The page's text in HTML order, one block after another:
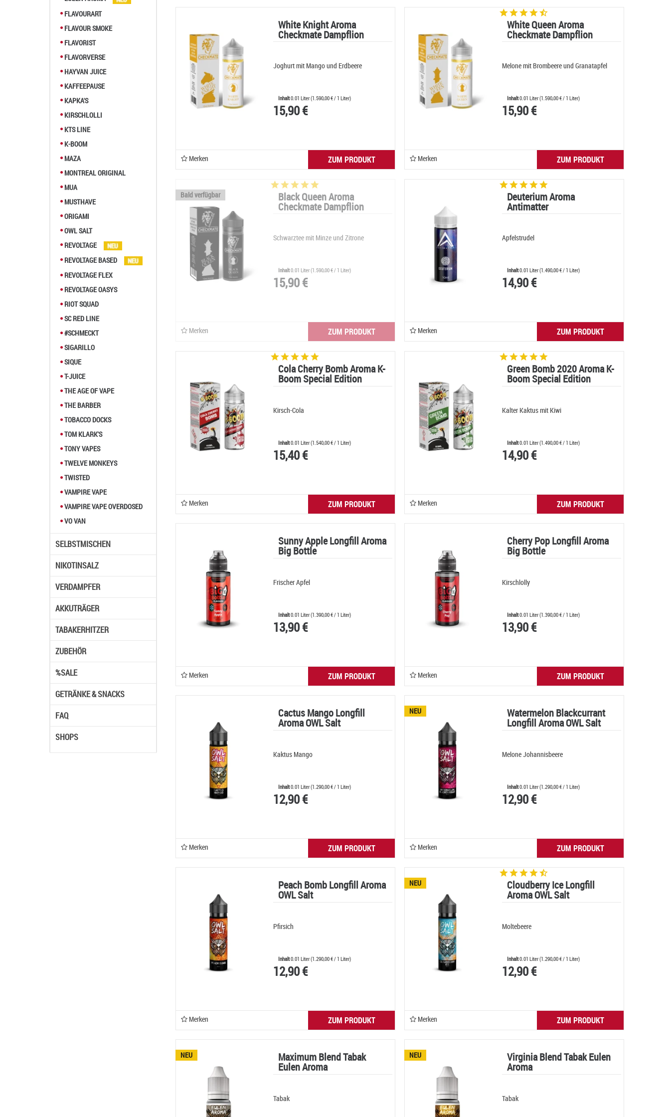
FLAVOURART
FLAVOUR SMOKE
FLAVORIST
FLAVORVERSE
HAYVAN JUICE
KAFFEEPAUSE
KAPKA'S
KIRSCHLOLLI
KTS LINE
K-BOOM
MAZA
MONTREAL ORIGINAL
MUA
MUSTHAVE
ORIGAMI
OWL SALT
REVOLTAGE
REVOLTAGE BASED
REVOLTAGE FLEX
REVOLTAGE OASYS
RIOT SQUAD
SC RED LINE
#SCHMECKT
SIGARILLO
SIQUE
T-JUICE
THE AGE OF VAPE
THE BARBER
TOBACCO DOCKS
TOM KLARK'S
TONY VAPES
TWELVE MONKEYS
TWISTED
VAMPIRE VAPE
VAMPIRE VAPE OVERDOSED
VO VAN
SELBSTMISCHEN
NIKOTINSALZ
VERDAMPFER
AKKUTRÄGER
TABAKERHITZER
ZUBEHÖR
%SALE
GETRÄNKE & SNACKS
FAQ
SHOPS
White Knight Aroma
Checkmate Dampflion
Joghurt mit Mango und Erdbeere
Inhalt0.01 Liter(1.590,00 €/ 1 Liter)
15,90 €
ZUM PRODUKT
Merken
White Queen Aroma
Checkmate Dampflion
Melone mit Brombeere und Granatapfel
Inhalt0.01 Liter(1.590,00 €/ 1 Liter)
15,90 €
ZUM PRODUKT
Merken
Bald verfügbar Black Queen Aroma
Checkmate Dampflion
Schwarztee mit Minze und Zitrone
Inhalt0.01 Liter(1.590,00 €/ 1 Liter)
15,90 €
ZUM PRODUKT
Merken
Deuterium Aroma
Antimatter
Apfelstrudel
Inhalt0.01 Liter(1.490,00 €/ 1 Liter)
14,90 €
ZUM PRODUKT
Merken
Cola Cherry Bomb Aroma K-
Boom Special Edition
Kirsch-Cola
Inhalt0.01 Liter(1.540,00 €/ 1 Liter)
15,40 €
ZUM PRODUKT
Merken
Green Bomb 2020 Aroma K-
Boom Special Edition
Kalter Kaktus mit Kiwi
Inhalt0.01 Liter(1.490,00 €/ 1 Liter)
14,90 €
ZUM PRODUKT
Merken
Sunny Apple Longfill Aroma
Big Bottle
Frischer Apfel
Inhalt0.01 Liter(1.390,00 €/ 1 Liter)
13,90 €
ZUM PRODUKT
Merken
Cherry Pop Longfill Aroma
Big Bottle
Kirschlolly
Inhalt0.01 Liter(1.390,00 €/ 1 Liter)
13,90 €
ZUM PRODUKT
Merken
Cactus Mango Longfill
Aroma OWL Salt
Kaktus Mango
Inhalt0.01 Liter(1.290,00 €/ 1 Liter)
12,90 €
ZUM PRODUKT
Merken
NEU Watermelon Blackcurrant
Longfill Aroma OWL Salt
Melone Johannisbeere
Inhalt0.01 Liter(1.290,00 €/ 1 Liter)
12,90 €
ZUM PRODUKT
Merken
Peach Bomb Longfill Aroma
OWL Salt
Pfirsich
Inhalt0.01 Liter(1.290,00 €/ 1 Liter)
12,90 €
ZUM PRODUKT
Merken
NEU Cloudberry Ice Longfill
Aroma OWL Salt
Moltebeere
Inhalt0.01 Liter(1.290,00 €/ 1 Liter)
12,90 €
ZUM PRODUKT
Merken
NEU Maximum Blend Tabak
Eulen Aroma
Tabak
NEU Virginia Blend Tabak Eulen
Aroma
Tabak